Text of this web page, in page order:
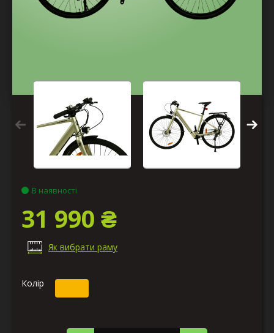
В наявності
31 990 ₴
Як вибрати раму
Колір